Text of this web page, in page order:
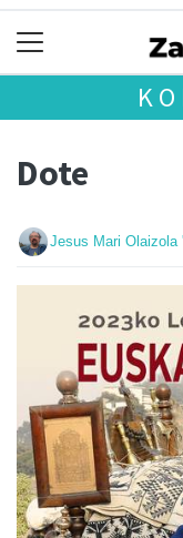
Dote
Jesus Mari Olaizola